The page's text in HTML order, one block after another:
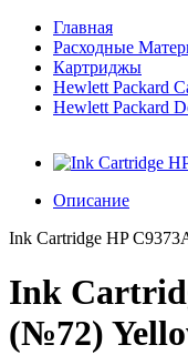
Главная
Расходные
Картриджы
Hewlett Packard
Hewlett Packard
Описание
Ink Cartridge HP
Ink
(№72)